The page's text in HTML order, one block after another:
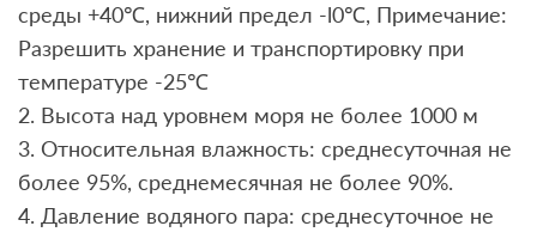
среды +40℃, нижний предел -l0℃, Примечание:
Разрешить хранение и транспортировку при
температуре -25℃
2. Высота над уровнем моря не более 1000 м
3. Относительная влажность: среднесуточная не
более 95%, среднемесячная не более 90%.
4. Давление водяного пара: среднесуточное не